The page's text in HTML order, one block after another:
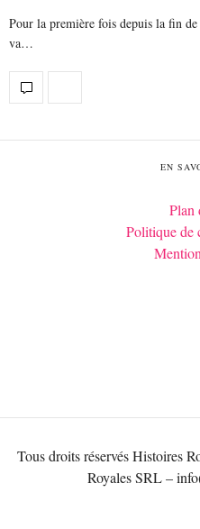
Pour la première fois depuis la fin
va…
EN
Plan
Politique de
Tous droits réservés Histoires
Royales SRL –